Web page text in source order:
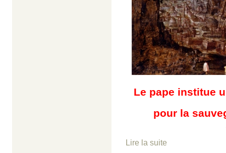
Le pape institue
pour la
Lire la suite